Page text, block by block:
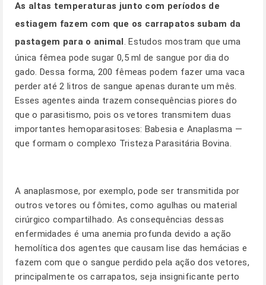
As altas temperaturas junto com períodos de
estiagem fazem com que os carrapatos subam da
pastagem para o animal. Estudos mostram que uma
única fêmea pode sugar 0,5 ml de sangue por dia do
gado. Dessa forma, 200 fêmeas podem fazer uma vaca
perder até 2 litros de sangue apenas durante um mês.
Esses agentes ainda trazem consequências piores do
que o parasitismo, pois os vetores transmitem duas
importantes hemoparasitoses: Babesia e Anaplasma —
que formam o complexo Tristeza Parasitária Bovina.
A anaplasmose, por exemplo, pode ser transmitida por
outros vetores ou fômites, como agulhas ou material
cirúrgico compartilhado. As consequências dessas
enfermidades é uma anemia profunda devido a ação
hemolítica dos agentes que causam lise das hemácias e
fazem com que o sangue perdido pela ação dos vetores,
principalmente os carrapatos, seja insignificante perto